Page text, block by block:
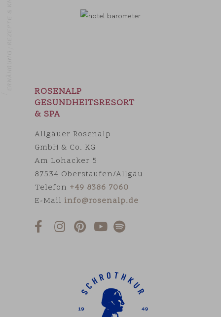
ERNÄHRUNG
ROSENALP
GESUNDHEITSRESORT
& SPA
Allgäuer Rosenalp
GmbH & Co. KG
Am Lohacker 5
87534 Oberstaufen/Allgäu
Telefon +49 8386 7060
E-Mail info@rosenalp.de